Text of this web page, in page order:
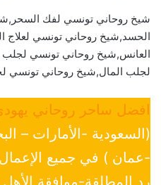
شيخ روحاني تونسي لفك
الحسد,شيخ روحاني تونسي لعلاج
العانس,شيخ روحاني تونسي
لجلب المال,شيخ روحاني تونسي
افضل ساحر روحاني
(السعودية -الأمارات –
-عمان ) في جميع